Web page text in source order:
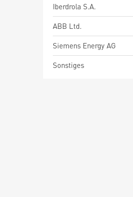
Iberdrola S.A.
ABB Ltd.
Siemens Energy AG
Sonstiges